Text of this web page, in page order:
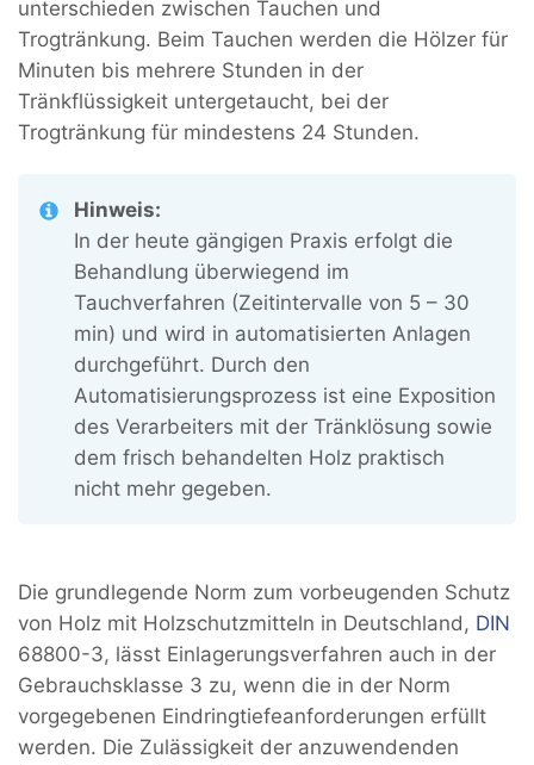
unterschieden zwischen Tauchen und
Trogtränkung. Beim Tauchen werden die Hölzer für
Minuten bis mehrere Stunden in der
Tränkflüssigkeit untergetaucht, bei der
Trogtränkung für mindestens 24 Stunden.
Hinweis:
In der heute gängigen Praxis erfolgt die
Behandlung überwiegend im
Tauchverfahren (Zeitintervalle von 5 – 30
min) und wird in automatisierten Anlagen
durchgeführt. Durch den
Automatisierungsprozess ist eine Exposition
des Verarbeiters mit der Tränklösung sowie
dem frisch behandelten Holz praktisch
nicht mehr gegeben.
Die grundlegende Norm zum vorbeugenden Schutz
von Holz mit Holzschutzmitteln in Deutschland, DIN
68800-3, lässt Einlagerungsverfahren auch in der
Gebrauchsklasse 3 zu, wenn die in der Norm
vorgegebenen Eindringtiefeanforderungen erfüllt
werden. Die Zulässigkeit der anzuwendenden